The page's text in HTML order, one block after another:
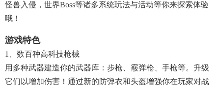
怪兽入侵，世界boss等诸多系统玩法与活动等你来探索体验
哦！
游戏特色
1、数百种高科技枪械
用多种武器建造你的武器库：步枪、霰弹枪、手枪等。升级
它们以增加伤害！通过新的防弹衣和头盔增强你在玩家对战